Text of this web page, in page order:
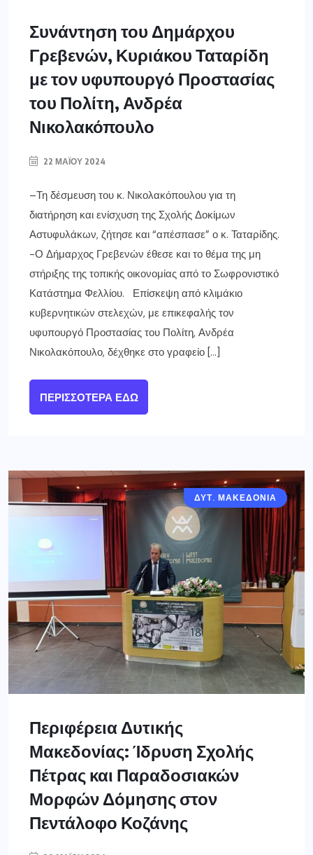
Συνάντηση του Δημάρχου
Γρεβενών, Κυριάκου Ταταρίδη
με τον υφυπουργό Προστασίας
του Πολίτη, Ανδρέα
Νικολακόπουλο
22 ΜΑΪ́ΟΥ 2024
–Τη δέσμευση του κ. Νικολακόπουλου για τη
διατήρηση και ενίσχυση της Σχολής Δοκίμων
Αστυφυλάκων, ζήτησε και “απέσπασε” ο κ. Ταταρίδης.
-Ο Δήμαρχος Γρεβενών έθεσε και το θέμα της μη
στήριξης της τοπικής οικονομίας από το Σωφρονιστικό
Κατάστημα Φελλίου. Επίσκεψη από κλιμάκιο
κυβερνητικών στελεχών, με επικεφαλής τον
υφυπουργό Προστασίας του Πολίτη, Ανδρέα
Νικολακόπουλο, δέχθηκε στο γραφείο […]
ΠΕΡΙΣΣΌΤΕΡΑ ΕΔΏ
ΔΥΤ. ΜΑΚΕΔΟΝΙΑ
Περιφέρεια Δυτικής
Μακεδονίας: Ίδρυση Σχολής
Πέτρας και Παραδοσιακών
Μορφών Δόμησης στον
Πεντάλοφο Κοζάνης